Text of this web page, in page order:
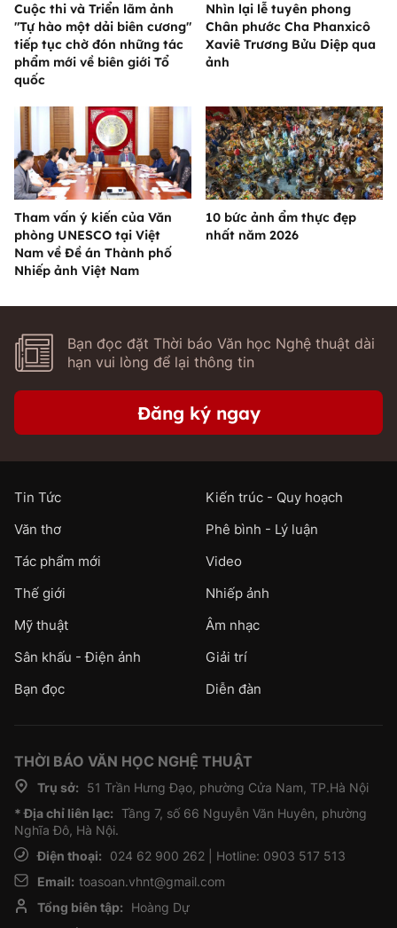
Cuộc thi và Triển lãm ảnh
"Tự hào một dải biên cương"
tiếp tục chờ đón những tác
phẩm mới về biên giới Tổ
quốc
Nhìn lại lễ tuyên phong
Chân phước Cha Phanxicô
Xaviê Trương Bửu Diệp qua
ảnh
Tham vấn ý kiến của Văn
phòng UNESCO tại Việt
Nam về Đề án Thành phố
Nhiếp ảnh Việt Nam
10 bức ảnh ẩm thực đẹp
nhất năm 2026
Bạn đọc đặt Thời báo Văn học Nghệ thuật dài
hạn vui lòng để lại thông tin
Đăng ký ngay
Tin Tức
Kiến trúc - Quy hoạch
Văn thơ
Phê bình - Lý luận
Tác phẩm mới
Video
Thế giới
Nhiếp ảnh
Mỹ thuật
Âm nhạc
Sân khấu - Điện ảnh
Giải trí
Bạn đọc
Diễn đàn
THỜI BÁO VĂN HỌC NGHỆ THUẬT
Trụ sở:
51 Trần Hưng Đạo, phường Cửa Nam, TP.Hà Nội
* Địa chỉ liên lạc: Tầng 7, số 66 Nguyễn Văn Huyên, phường
Nghĩa Đô, Hà Nội.
Điện thoại:
024 62 900 262 | Hotline: 0903 517 513
Email: toasoan.vhnt@gmail.com
Tổng biên tập:
Hoàng Dự